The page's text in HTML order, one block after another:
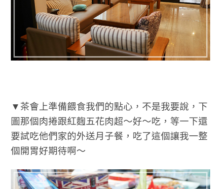
▼茶會上準備餵食我們的點心，不是我要說，下
圖那個肉捲跟紅麴五花肉超～好～吃，等一下還
要試吃他們家的外送月子餐，吃了這個讓我一整
個開胃好期待啊～